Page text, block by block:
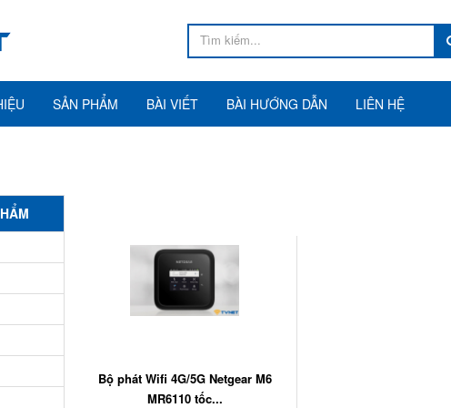
SẢN PHẨM BÀI VIẾT BÀI HƯỚNG DẪN LIÊN HỆ
Bộ phát Wifi 4G/5G Netgear M6
MR6110 tốc...